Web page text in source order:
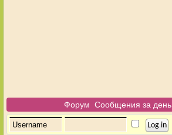
Форум Сообщения за день